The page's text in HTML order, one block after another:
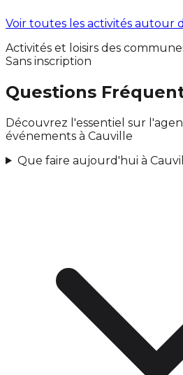
Voir toutes les activités autour
Activités et loisirs des
Sans inscription
Questions
Découvrez l'essentiel sur
événements à Cauville
Que faire aujourd'hui à